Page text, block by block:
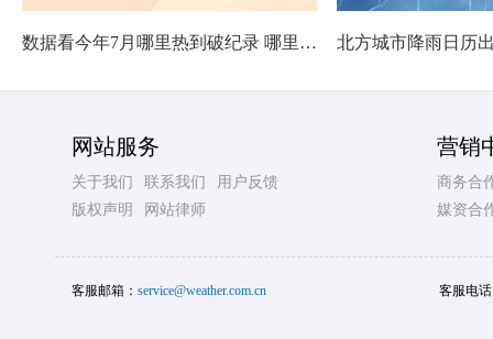
数据看今年7月哪里热到破纪录 哪里暑热连轴转
网站服务
关于我们 联系我们
用户反馈
版权声明
网站律师
营销
商务合
媒资合
客服邮箱： service@weather.com.cn 客服电